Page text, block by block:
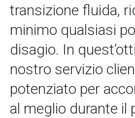
transizione fluida,
minimo qualsiasi
disagio. In
nostro servizio
potenziato per
al meglio durante il